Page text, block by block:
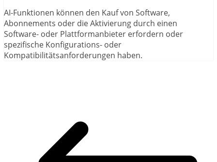
AI-Funktionen können den Kauf von Software,
Abonnements oder die Aktivierung durch einen
Software- oder Plattformanbieter erfordern oder
spezifische Konfigurations- oder
Kompatibilitätsanforderungen haben.